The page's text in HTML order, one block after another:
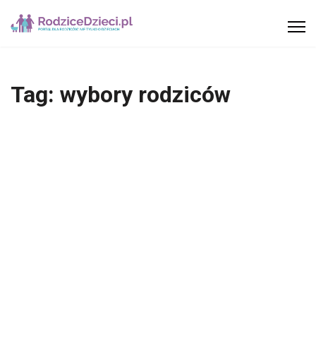
Tag: wybory rodziców